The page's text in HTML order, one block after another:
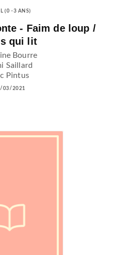
(0 -3 ANS)
- Faim de loup /
qui lit
Bourre
Saillard
Pintus
03/2021